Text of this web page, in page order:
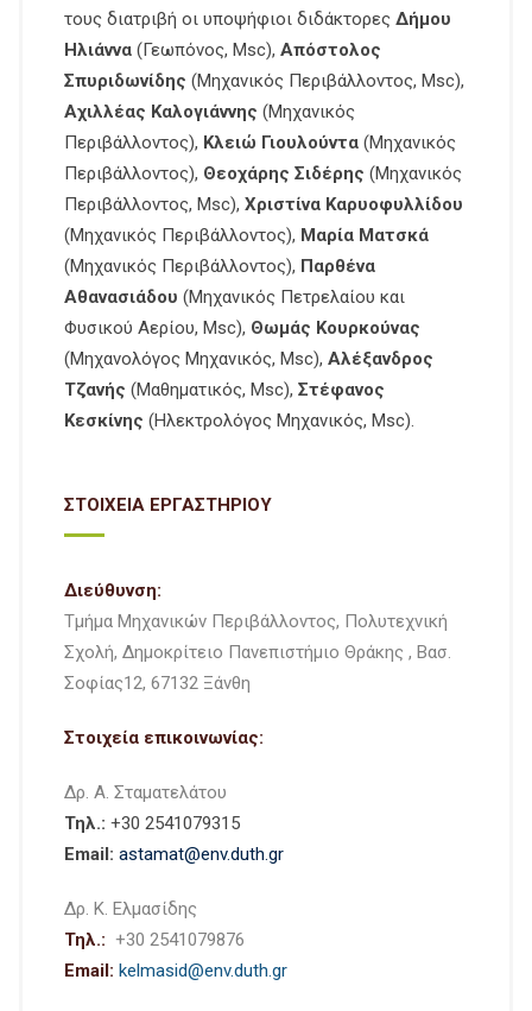
τους διατριβή οι υποψήφιοι διδάκτορες Δήμου
Ηλιάννα (Γεωπόνος, Msc), Απόστολος
Σπυριδωνίδης (Μηχανικός Περιβάλλοντος, Msc),
Αχιλλέας Καλογιάννης (Μηχανικός
Περιβάλλοντος), Κλειώ Γιουλούντα (Μηχανικός
Περιβάλλοντος), Θεοχάρης Σιδέρης (Μηχανικός
Περιβάλλοντος, Msc), Χριστίνα Καρυοφυλλίδου
(Μηχανικός Περιβάλλοντος), Μαρία Ματσκά
(Μηχανικός Περιβάλλοντος), Παρθένα
Αθανασιάδου (Μηχανικός Πετρελαίου και
Φυσικού Αερίου, Msc), Θωμάς Κουρκούνας
(Μηχανολόγος Μηχανικός, Msc), Αλέξανδρος
Τζανής (Μαθηματικός, Msc), Στέφανος
Κεσκίνης (Ηλεκτρολόγος Μηχανικός, Msc).
ΣΤΟΙΧΕΙΑ ΕΡΓΑΣΤΗΡΙΟΥ
Διεύθυνση:
Τμήμα Μηχανικών Περιβάλλοντος, Πολυτεχνική
Σχολή, Δημοκρίτειο Πανεπιστήμιο Θράκης , Βασ.
Σοφίας12, 67132 Ξάνθη
Στοιχεία επικοινωνίας:
Δρ. Α. Σταματελάτου
Τηλ.: +30 2541079315
Email: astamat@env.duth.gr
Δρ. Κ. Ελμασίδης
Τηλ.: +30 2541079876
Email: kelmasid@env.duth.gr